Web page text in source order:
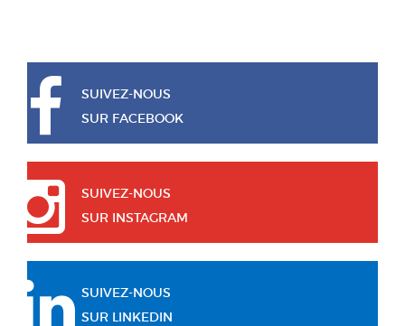
SUIVEZ-NOUS
SUR FACEBOOK
SUIVEZ-NOUS
SUR INSTAGRAM
SUIVEZ-NOUS
SUR LINKEDIN